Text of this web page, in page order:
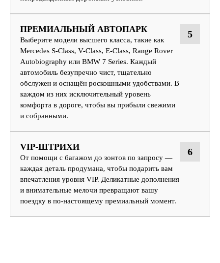
ПРЕМИАЛЬНЫЙ АВТОПАРК
Выберите модели высшего класса, такие как
Mercedes S-Class, V-Class, E-Class, Range Rover
Autobiography или BMW 7 Series. Каждый
автомобиль безупречно чист, тщательно
обслужен и оснащён роскошными удобствами. В
каждом из них исключительный уровень
комфорта в дороге, чтобы вы прибыли свежими
и собранными.
5
VIP-ШТРИХИ
От помощи с багажом до зонтов по запросу —
каждая деталь продумана, чтобы подарить вам
впечатления уровня VIP. Деликатные дополнения
и внимательные мелочи превращают вашу
поездку в по-настоящему премиальный момент.
6